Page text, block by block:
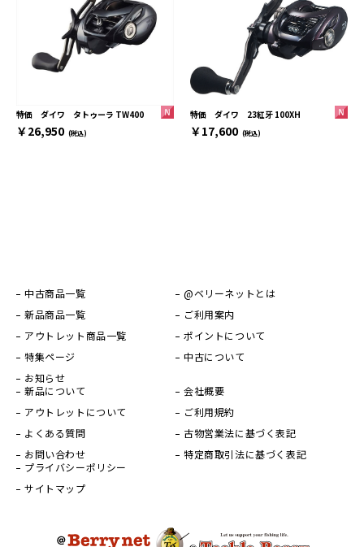
特価 ダイワ タトゥーラ TW400
￥26,950 (税込)
特価 ダイワ 23紅牙 100XH
￥17,600 (税込)
中古商品一覧
新品商品一覧
アウトレット商品一覧
特集ページ
お知らせ
@ベリーネットとは
ご利用案内
ポイントについて
中古について
新品について
アウトレットについて
よくある質問
お問い合わせ
会社概要
ご利用規約
古物営業法に基づく表記
特定商取引法に基づく表記
プライバシーポリシー
サイトマップ